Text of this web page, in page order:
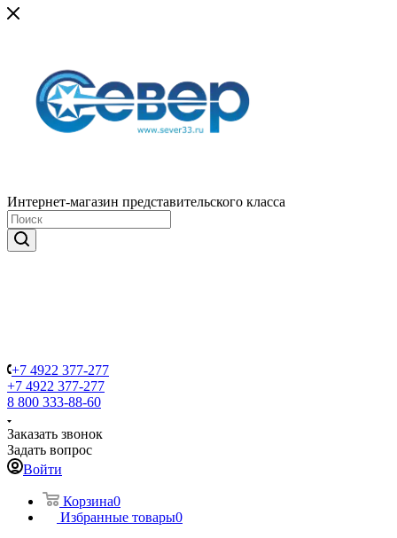
Интернет-магазин представительского класса
+7 4922 377-277
+7 4922 377-277
8 800 333-88-60
Заказать звонок
Задать вопрос
Войти
Корзина0
Избранные товары0